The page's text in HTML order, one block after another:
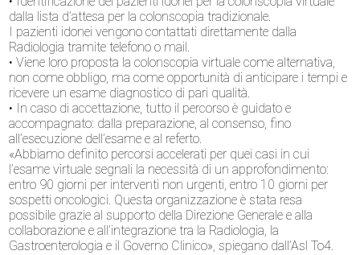
dalla lista d’attesa per la colonscopia tradizionale.
I pazienti idonei vengono contattati direttamente dalla
Radiologia tramite telefono o mail.
• Viene loro proposta la colonscopia virtuale come alternativa,
non come obbligo, ma come opportunità di anticipare i tempi e
ricevere un esame diagnostico di pari qualità.
• In caso di accettazione, tutto il percorso è guidato e
accompagnato: dalla preparazione, al consenso, fino
all’esecuzione dell’esame e al referto.
«Abbiamo definito percorsi accelerati per quei casi in cui
l’esame virtuale segnali la necessità di un approfondimento:
entro 90 giorni per interventi non urgenti, entro 10 giorni per
sospetti oncologici. Questa organizzazione è stata resa
possibile grazie al supporto della Direzione Generale e alla
collaborazione e all’integrazione tra la Radiologia, la
Gastroenterologia e il Governo Clinico», spiegano dall’Asl To4.